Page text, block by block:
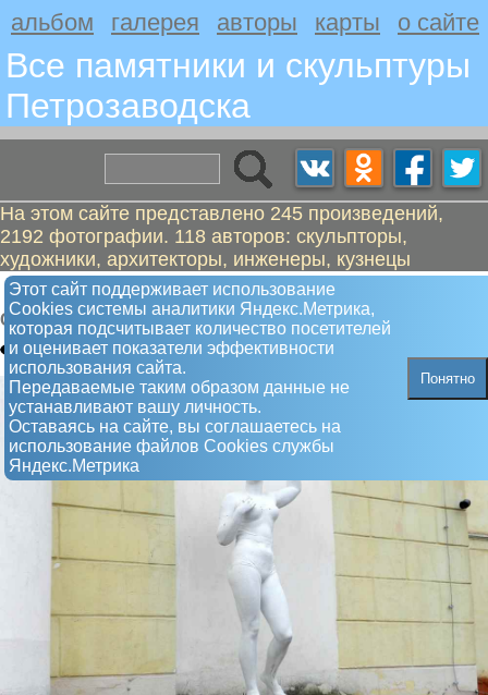
альбом галерея авторы карты о сайте
Все памятники и скульптуры
Петрозаводскa
На этом сайте представлено 245 произведений,
2192 фотографии. 118 авторов: скульпторы,
художники, архитекторы, инженеры, кузнецы
Этот сайт поддерживает использование
Сookies системы аналитики Яндекс.Метрика,
которая подсчитывает количество посетителей
и оценивает показатели эффективности
использования сайта.
Передаваемые таким образом данные не
устанавливают вашу личность.
Оставаясь на сайте, вы соглашаетесь на
использование файлов Сookies службы
Яндекс.Метрика
Понятно
Девушка с веслом, но без весла
Скульптура